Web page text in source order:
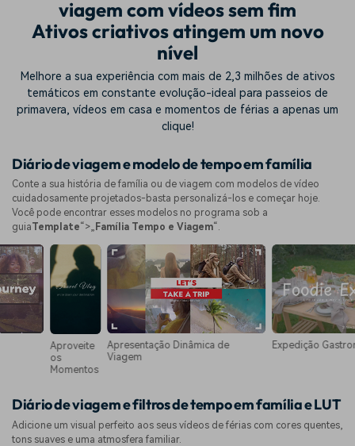
viagem com vídeos sem fim
Ativos criativos atingem um novo
nível
Melhore a sua experiência com mais de 2,3 milhões de ativos
temáticos em constante evolução-ideal para passeios de
primavera, vídeos em casa e momentos de férias a apenas um
clique!
Diário de viagem e modelo de tempo em família
Conte a sua história de família ou de viagem com modelos de vídeo
cuidadosamente projetados-basta personalizá-los e começar hoje.
Você pode encontrar esses modelos no programa sob a
guiaTemplate“>„ Família Tempo e Viagem“.
Apresentação Dinâmica de
Viagem
Expedição Gastronômica
Diário de viagem e filtros de tempo em família e LUT
Adicione um visual perfeito aos seus vídeos de férias com cores quentes,
tons suaves e uma atmosfera familiar.